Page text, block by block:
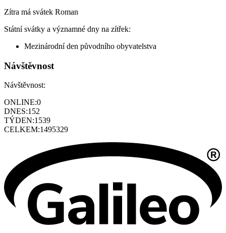
Zítra má svátek Roman
Státní svátky a významné dny na zítřek:
Mezinárodní den původního obyvatelstva
Návštěvnost
Návštěvnost:
ONLINE:0
DNES:152
TÝDEN:1539
CELKEM:1495329